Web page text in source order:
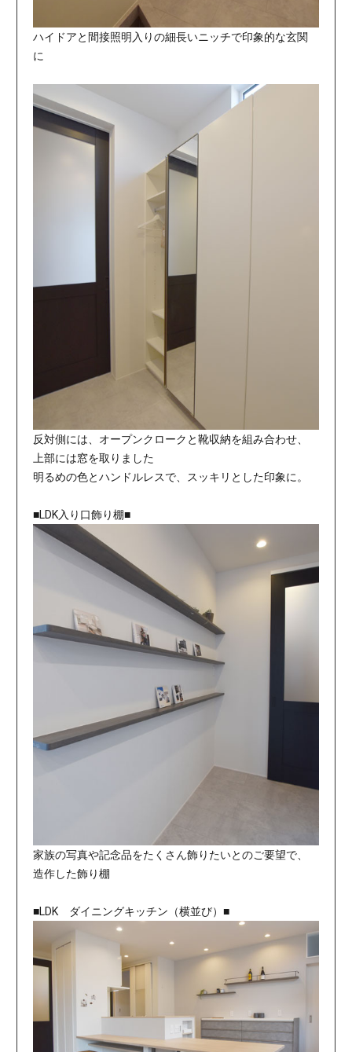
ハイドアと間接照明入りの細長いニッチで印象的な玄関
に
反対側には、オープンクロークと靴収納を組み合わせ、
上部には窓を取りました
明るめの色とハンドルレスで、スッキリとした印象に。
■LDK入り口飾り棚■
家族の写真や記念品をたくさん飾りたいとのご要望で、
造作した飾り棚
■LDK ダイニングキッチン（横並び）■